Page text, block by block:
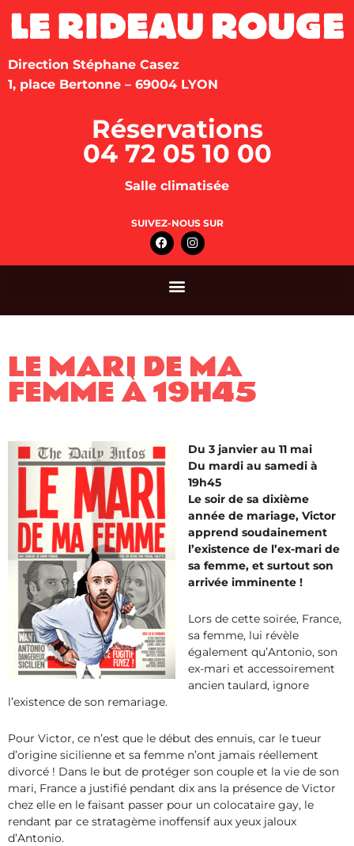
Direction Stéphane Casez
1, place Bertonne – 69004 LYON
Réservations
04 72 05 10 00
Salle climatisée
SUIVEZ-NOUS SUR
LE MARI DE MA
FEMME À 19H45
Du 3 janvier au 11 mai
Du mardi au samedi à
19h45
Le soir de sa dixième
année de mariage, Victor
apprend soudainement
l’existence de l’ex-mari de
sa femme, et surtout son
arrivée imminente !
Lors de cette soirée, France,
sa femme, lui révèle
également qu’Antonio, son
ex-mari et accessoirement
ancien taulard, ignore
l’existence de son remariage.
Pour Victor, ce n’est que le début des ennuis, car le tueur
d’origine sicilienne et sa femme n’ont jamais réellement
divorcé ! Dans le but de protéger son couple et la vie de son
mari, France a justifié pendant dix ans la présence de Victor
chez elle en le faisant passer pour un colocataire gay, le
rendant par ce stratagème inoffensif aux yeux jaloux
d’Antonio.